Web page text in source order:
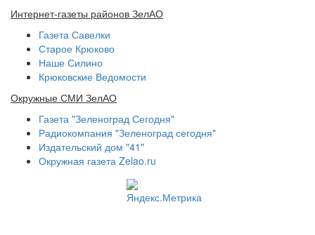
Интернет-газеты районов ЗелАО
Газета Савелки
Старое Крюково
Наше Силино
Крюковские Ведомости
Окружные СМИ ЗелАО
Газета "Зеленоград Сегодня"
Радиокомпания "Зеленоград сегодня"
Издательский дом "41"
Окружная газета Zelao.ru